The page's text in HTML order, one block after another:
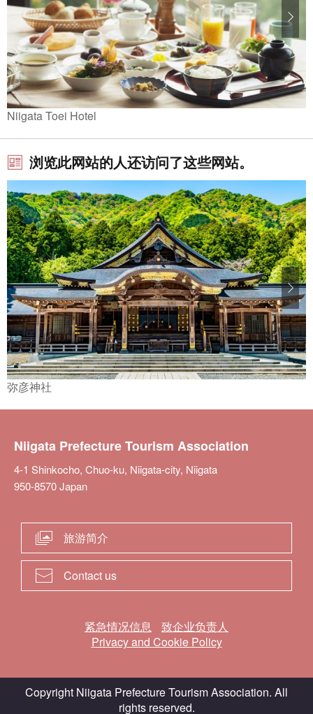
Niigata Toei Hotel
浏览此网站的人还访问了这些网站。
弥彦神社
Niigata Prefecture Tourism Association
4-1 Shinkocho, Chuo-ku, Niigata-city, Niigata
950-8570 Japan
旅游简介
Contact us
紧急情况信息
致企业负责人
Privacy and Cookie Policy
Copyright Niigata Prefecture Tourism Association. All
rights reserved.